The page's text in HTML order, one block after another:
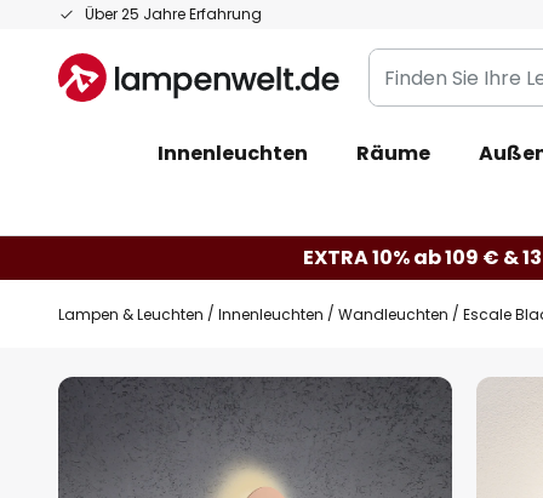
Über 25 Jahre Erfahrung
Zum
springen
Finden
Sie
Leuchte...
Innenleuchten Räume
EXTRA 10% ab 109 € &
Lampen & Leuchten Innenleuchten Wandleuchten Escale
Zum
der
Bildgalerie